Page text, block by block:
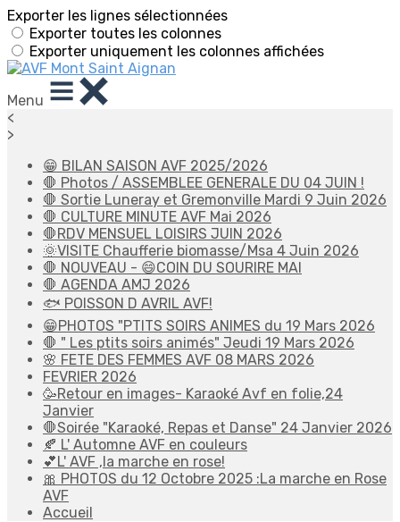
Exporter les lignes sélectionnées
Exporter toutes les colonnes
Exporter uniquement les colonnes affichées
Menu
<
>
😁 BILAN SAISON AVF 2025/2026
🛑 Photos / ASSEMBLEE GENERALE DU 04 JUIN !
🛑 Sortie Luneray et Gremonville Mardi 9 Juin 2026
🛑 CULTURE MINUTE AVF Mai 2026
🛑RDV MENSUEL LOISIRS JUIN 2026
🌞VISITE Chaufferie biomasse/Msa 4 Juin 2026
🛑 NOUVEAU - 😄COIN DU SOURIRE MAI
🛑 AGENDA AMJ 2026
🐟 POISSON D AVRIL AVF!
😁PHOTOS "PTITS SOIRS ANIMES du 19 Mars 2026
🛑 " Les ptits soirs animés" Jeudi 19 Mars 2026
🌸 FETE DES FEMMES AVF 08 MARS 2026
FEVRIER 2026
🥳Retour en images- Karaoké Avf en folie,24
Janvier
🛑Soirée "Karaoké, Repas et Danse" 24 Janvier 2026
🍂 L' Automne AVF en couleurs
💕L' AVF ,la marche en rose!
🎀 PHOTOS du 12 Octobre 2025 :La marche en Rose
AVF
Accueil